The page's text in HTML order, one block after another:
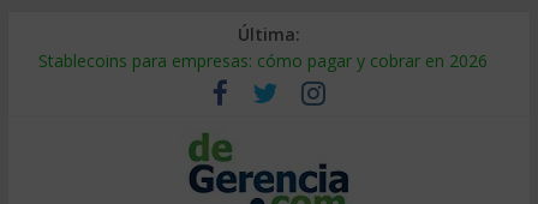
Última:
Stablecoins para empresas: cómo pagar y cobrar en 2026
Despido silencioso: qué es y por qué sale tan caro
IA en selección de personal: cómo auditarla a tiempo
Trabajo forzoso en la cadena de suministro: qué hacer
Mercado hispano de EE. UU.: cómo segmentarlo y venderle